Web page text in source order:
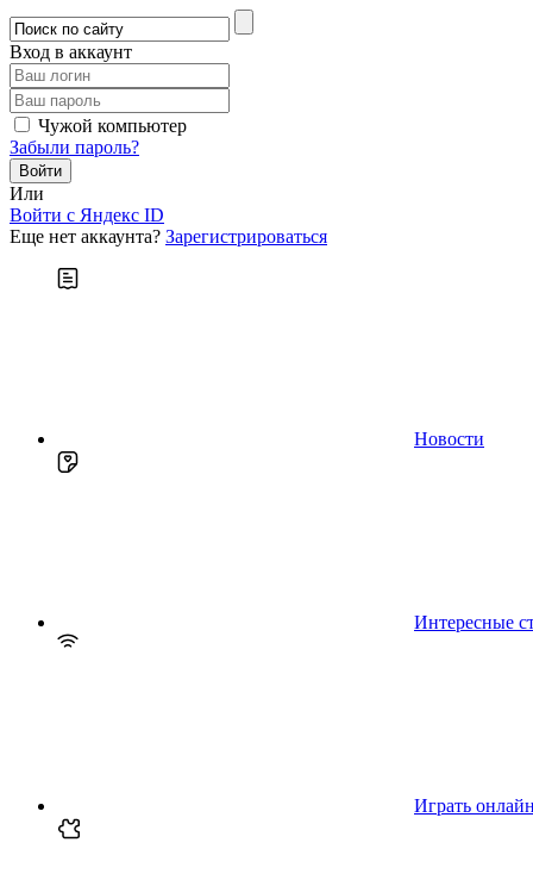
Вход в аккаунт
Чужой компьютер
Забыли пароль?
Или
Войти c Яндекс ID
Еще нет аккаунта? Зарегистрироваться
Новости
Интересные
Играть онлайн